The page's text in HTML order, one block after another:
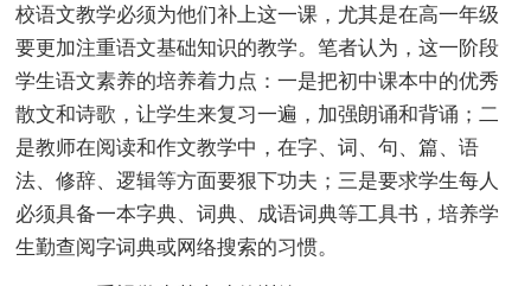
校语文教学必须为他们补上这一课，尤其是在高一年级
要更加注重语文基础知识的教学。笔者认为，这一阶段
学生语文素养的培养着力点：一是把初中课本中的优秀
散文和诗歌，让学生来复习一遍，加强朗诵和背诵；二
是教师在阅读和作文教学中，在字、词、句、篇、语
法、修辞、逻辑等方面要狠下功夫；三是要求学生每人
必须具备一本字典、词典、成语词典等工具书，培养学
生勤查阅字词典或网络搜索的习惯。